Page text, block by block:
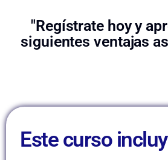
"Regístrate hoy y
siguientes ventajas
Este curso